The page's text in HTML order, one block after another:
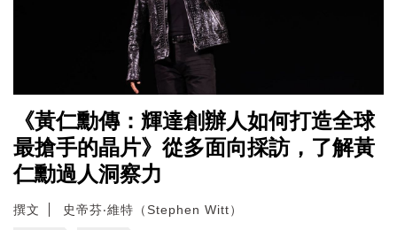
《黃仁勳傳：輝達創辦人如何打造全球
最搶手的晶片》從多面向採訪，了解黃
仁勳過人洞察力
撰文 史帝芬‧維特（Stephen Witt）